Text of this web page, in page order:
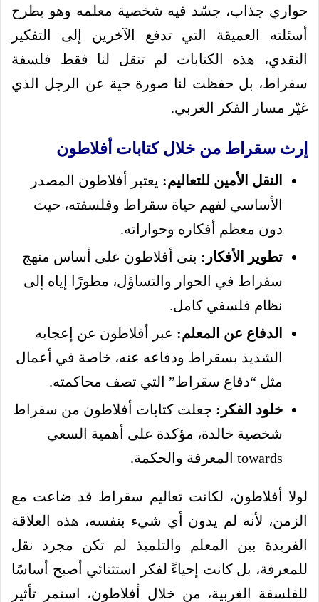
حواري جذاب، جسّد فيه شخصية معلمه وهو يطرح
أسئلته العميقة التي تدفع الآخرين إلى التفكير
النقدي، هذه الكتابات لم تنقل لنا فقط فلسفة
سقراط، بل حفظت لنا صورة حية عن الرجل الذي
غيّر مسار الفكر الغربي.
إرث سقراط من خلال كتابات أفلاطون
النقل الأمين للتعاليم: يعتبر أفلاطون المصدر
الأساسي لفهم حياة سقراط وفلسفته، حيث
دون معظم أفكاره وحواراته.
تطوير الأفكار: بنى أفلاطون على أساس منهج
سقراط في الحوار والتساؤل، مطورًا إياه إلى
نظام فلسفي كامل.
الدفاع عن المعلم: عبر أفلاطون عن إعجابه
الشديد بسقراط ودفاعه عنه، خاصة في أعمال
مثل “دفاع سقراط” التي تصف محاكمته.
خلود الفكر: جعلت كتابات أفلاطون من سقراط
شخصية خالدة، مؤكدة على أهمية السعي
towards المعرفة والحكمة.
لولا أفلاطون، لكانت تعاليم سقراط قد ضاعت مع
الزمن، لأنه لم يدون أي شيء بنفسه، هذه العلاقة
الفريدة بين المعلم والتلميذ لم تكن مجرد نقل
للمعرفة، بل كانت إحياءً لفكر استثنائي أصبح أساسًا
للفلسفة الغربية، من خلال أفلاطون، استمر تأثير